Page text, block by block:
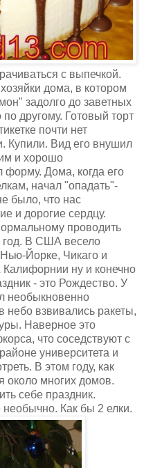
с выпечкой.
дома, в котором
задолго до заветных
другому. Готовый торт
почти нет
Купили. Вид его внушил
и хорошо
Дома, когда его
начал "опадать"-
было, что нас
и дорогие сердцу.
проводить
год. В США весело
Йорке, Чикаго и
Калифорнии ну и конечно
- это Рождество. У
необыкновенно
небо взвивались ракеты,
Наверное это
что соседствуют с
университета и
В этом году, как
около многих домов.
себе праздник.
Как бы 2 елки.